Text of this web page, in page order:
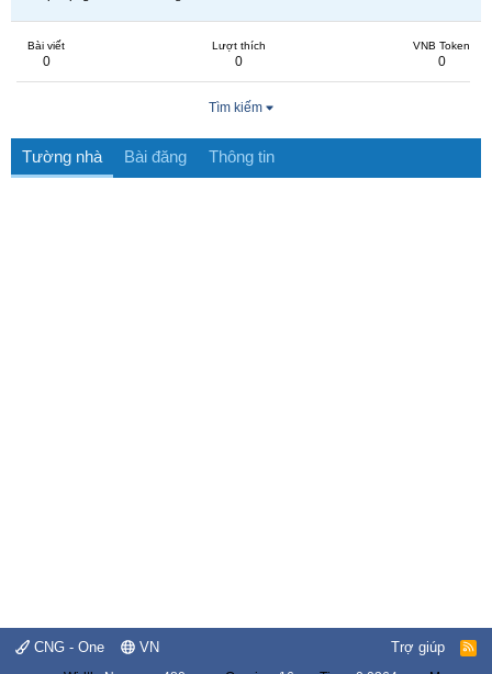
Bài viết
0
Lượt thích
0
VNB Token
0
Tìm kiếm
Tường nhà Bài đăng Thông tin
CNG - One VN Trợ giúp
R